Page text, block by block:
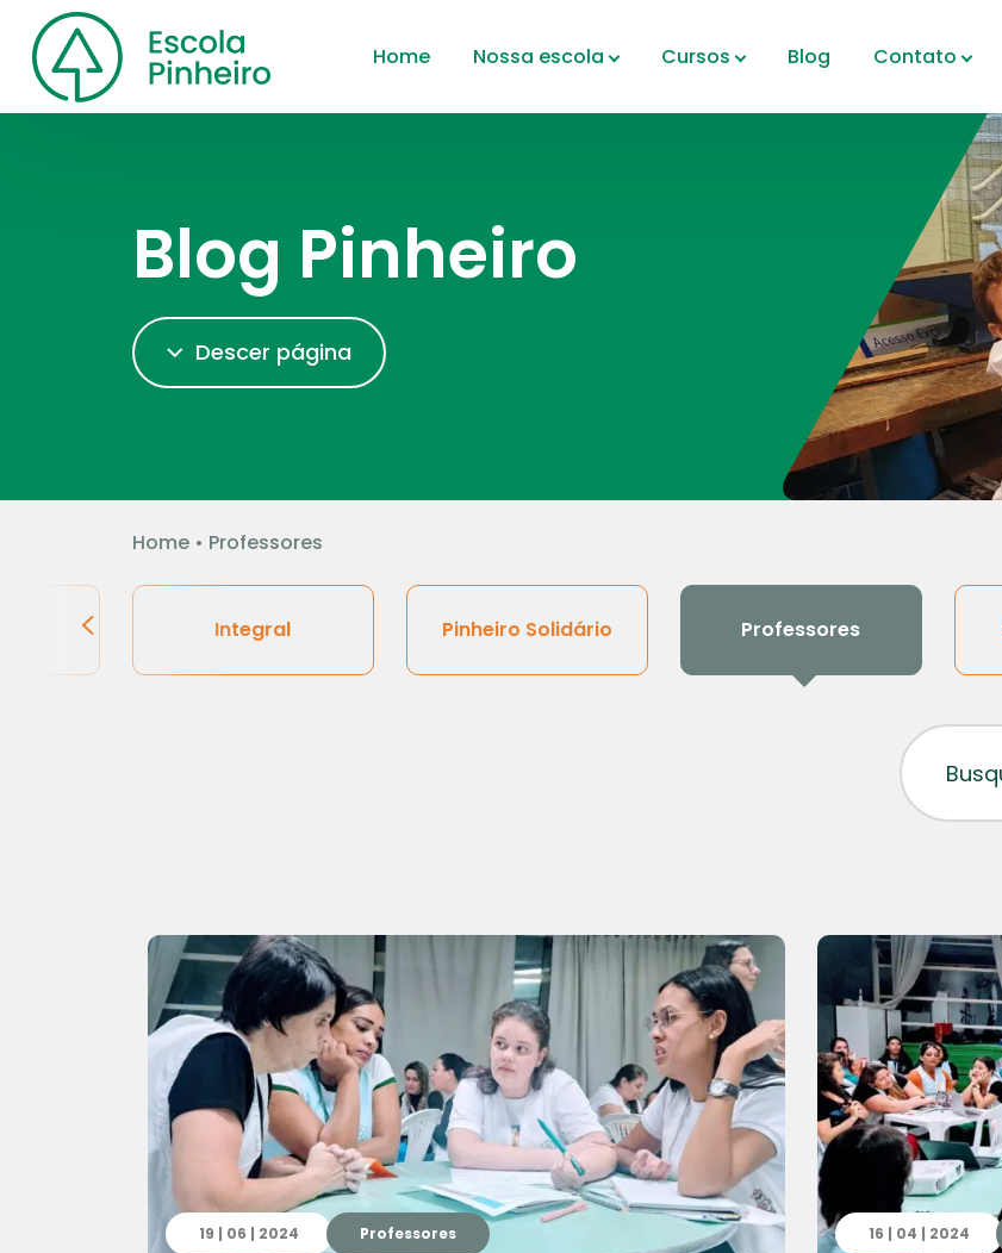
Home Nossa escola Cursos Blog Contato
Blog Pinheiro
Descer página
Home• Professores
Integral Pinheiro Solidário Professores
19 | 06 | 2024 Professores 16 | 04 | 2024